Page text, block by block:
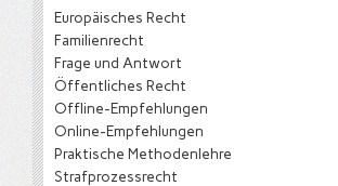
Europäisches Recht
Familienrecht
Frage und Antwort
Öffentliches Recht
Offline-Empfehlungen
Online-Empfehlungen
Praktische Methodenlehre
Strafprozessrecht